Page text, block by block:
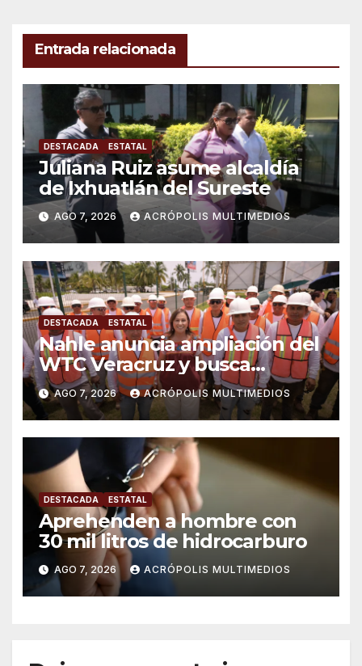
Entrada relacionada
DESTACADA ESTATAL
Juliana Ruiz asume alcaldía
de Ixhuatlán del Sureste
AGO 7, 2026 ACRÓPOLIS MULTIMEDIOS
DESTACADA ESTATAL
Nahle anuncia ampliación del
WTC Veracruz y busca
solución para ingenio en crisis
AGO 7, 2026 ACRÓPOLIS MULTIMEDIOS
DESTACADA ESTATAL
Aprehenden a hombre con
30 mil litros de hidrocarburo
AGO 7, 2026 ACRÓPOLIS MULTIMEDIOS